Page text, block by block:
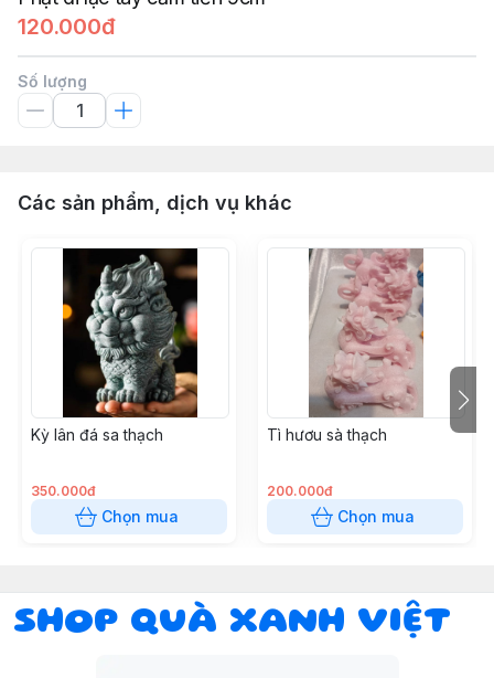
120.000đ
Số lượng
Các sản phẩm, dịch vụ khác
Kỳ lân đá sa thạch
350.000đ
Chọn mua
Tì hươu sà thạch
200.000đ
Chọn mua
SHOP QUÀ XANH VIỆT